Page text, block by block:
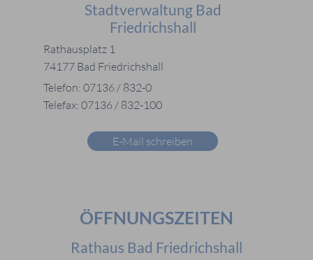
Stadtverwaltung Bad
Friedrichshall
Rathausplatz 1
74177 Bad Friedrichshall
Telefon: 07136 / 832-0
Telefax: 07136 / 832-100
E-Mail schreiben
ÖFFNUNGSZEITEN
Rathaus Bad Friedrichshall